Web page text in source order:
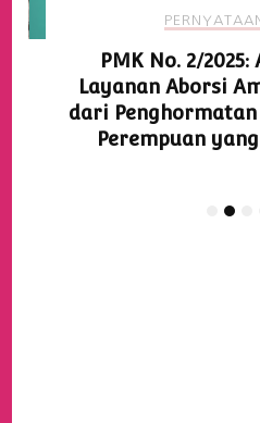
PMK No. 2/
Layanan Aborsi
dari
Perempuan